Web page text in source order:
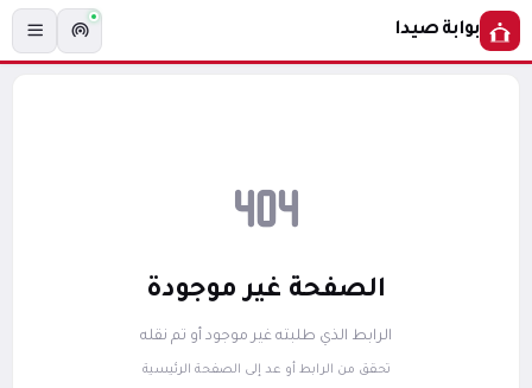
بوابة صيدا
الصفحة غير موجودة
الرابط الذي طلبته غير موجود أو تم نقله
تحقق من الرابط أو عد إلى الصفحة الرئيسية